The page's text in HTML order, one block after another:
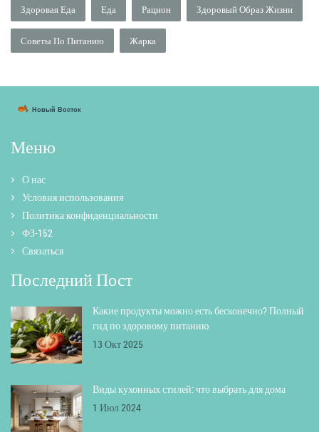
Здоровая Еда Еда Рацион Здоровый Образ Жизни
Советы По Питанию Жарка
Меню
О нас
Условия использования
Политика конфиденциальности
ФЗ-152
Связаться
Последний Пост
Какие продукты можно есть бесконечно? Полный
гид по здоровому питанию
13 Окт 2025
Виды кухонных стилей: что выбрать для дома
1 Июл 2024